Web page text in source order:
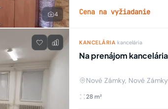
4 Cena na vyžiadanie
KANCELÁRIA kancelária
Nové Zámky, Nové Zámky
28 m²